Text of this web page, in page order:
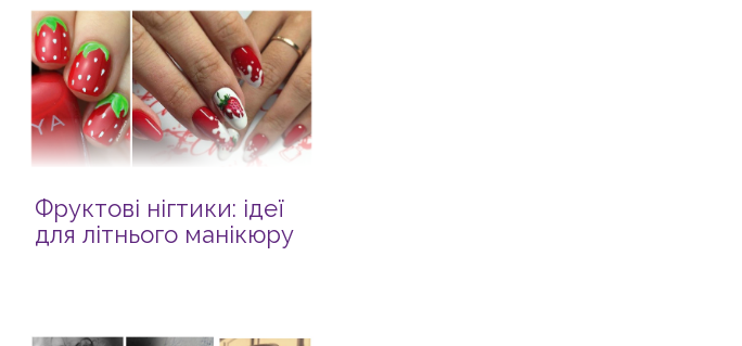
Фруктові нігтики: ідеї
для літнього манікюру